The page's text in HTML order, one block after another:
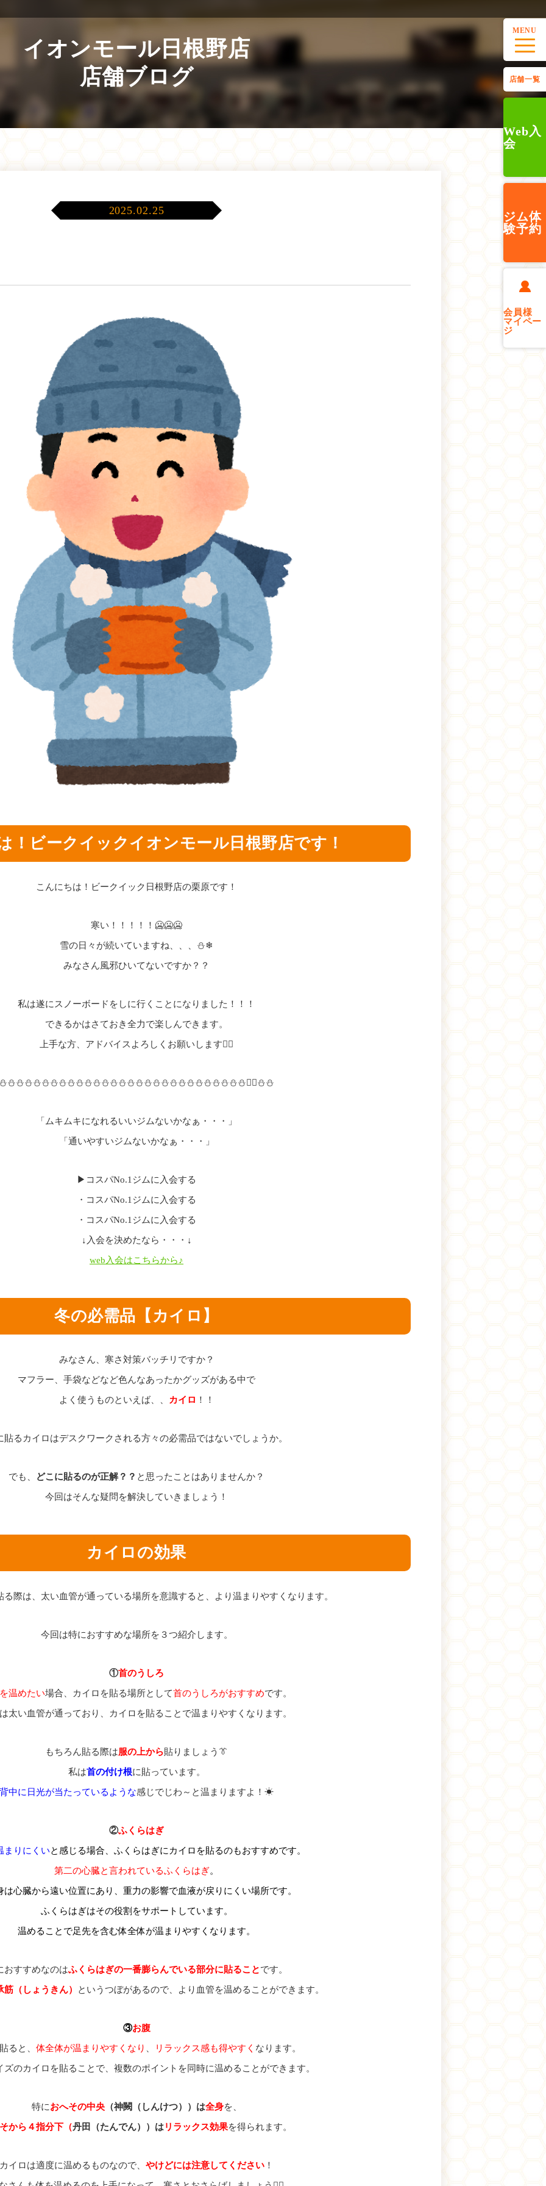
MENU
店舗一覧
Web入
会
ジム体
験予約
会員様
マイペー
ジ
イオンモール日根野店
店舗ブログ
2025.02.25
！ビークイックイオンモール日根野店です！
こんにちは！ビークイック日根野店の栗原です！
寒い！！！！！🥶🥶🥶
雪の日々が続いていますね、、、⛄❄
みなさん風邪ひいてないですか？？
私は遂にスノーボードをしに行くことになりました！！！
できるかはさておき全力で楽しんできます。
上手な方、アドバイスよろしくお願いします🙇‍♂️
「ムキムキになれるいいジムないかなぁ・・・」
「通いやすいジムないかなぁ・・・」
▶コスパNo.1ジムに入会する
・コスパNo.1ジムに入会する
・コスパNo.1ジムに入会する
↓入会を決めたなら・・・↓
web入会はこちらから♪
冬の必需品【カイロ】
みなさん、寒さ対策バッチリですか？
マフラー、手袋などなど色んなあったかグッズがある中で
よく使うものといえば、、 カイロ ！！
貼るカイロはデスクワークされる方々の必需品ではないでしょうか。
でも、 どこに貼るのが正解？？ と思ったことはありませんか？
今回はそんな疑問を解決していきましょう！
カイロの効果
る際は、太い血管が通っている場所を意識すると、より温まりやすくなります。
今回は特におすすめな場所を３つ紹介します。
①首のうしろ
温めたい場合、カイロを貼る場所として首のうしろがおすすめです。
太い血管が通っており、カイロを貼ることで温まりやすくなります。
もちろん貼る際は服の上から貼りましょう👔
私は首の付け根に貼っています。
背中に日光が当たっているような感じでじわ～と温まりますよ！☀
②ふくらはぎ
まりにくいと感じる場合、ふくらはぎにカイロを貼るのもおすすめです。
第二の心臓と言われているふくらはぎ。
は心臓から遠い位置にあり、重力の影響で血液が戻りにくい場所です。
ふくらはぎはその役割をサポートしています。
温めることで足先を含む体全体が温まりやすくなります。
おすすめなのはふくらはぎの一番膨らんでいる部分に貼ることです。
筋（しょうきん） というつぼがあるので、より血管を温めることができます。
③お腹
ると、 体全体が温まりやすくなり リラックス感も得やすく なります。
ズのカイロを貼ることで、複数のポイントを同時に温めることができます。
特におへその中央（神闕（しんけつ）） は全身を、
から４指分下（丹田（たんでん））はリラックス効果を得られます。
カイロは適度に温めるものなので、 やけどには注意してください ！